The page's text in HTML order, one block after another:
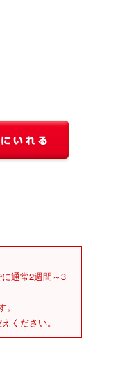
通常2週間～3
ください。